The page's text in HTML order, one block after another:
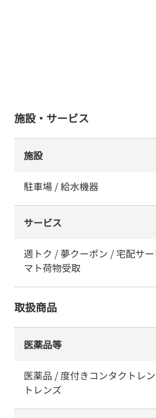
施設・サービス
施設
駐車場 / 給水機器
サービス
週トク / 夢クーポン / 宅配サ
マト荷物受取
取扱商品
医薬品等
医薬品 / 度付きコンタクトレ
トレンズ